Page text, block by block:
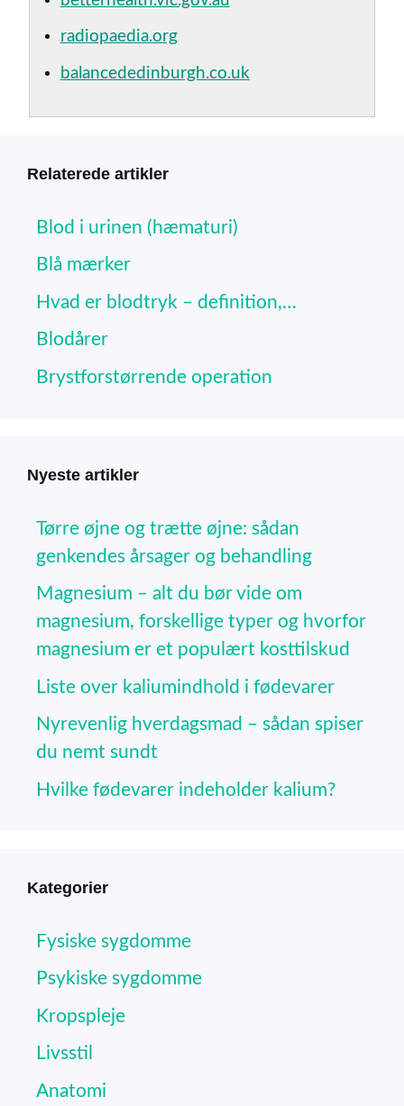
radiopaedia.org
balancededinburgh.co.uk
Relaterede artikler
Blod i urinen (hæmaturi)
Blå mærker
Hvad er blodtryk – definition,…
Blodårer
Brystforstørrende operation
Nyeste artikler
Tørre øjne og trætte øjne: sådan
genkendes årsager og behandling
Magnesium – alt du bør vide om
magnesium, forskellige typer og hvorfor
magnesium er et populært kosttilskud
Liste over kaliumindhold i fødevarer
Nyrevenlig hverdagsmad – sådan spiser
du nemt sundt
Hvilke fødevarer indeholder kalium?
Kategorier
Fysiske sygdomme
Psykiske sygdomme
Kropspleje
Livsstil
Anatomi